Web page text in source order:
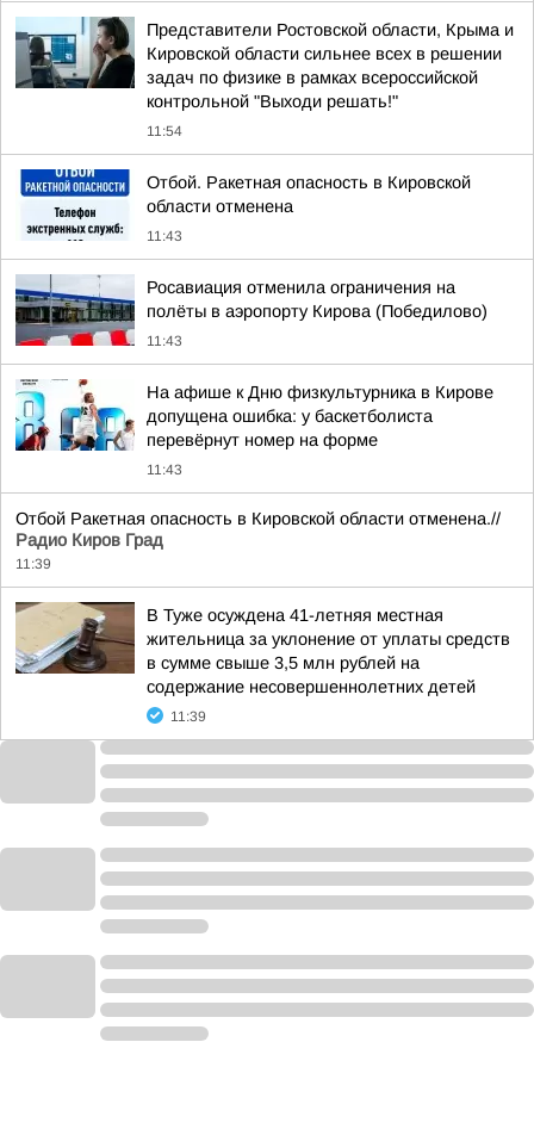
Представители Ростовской области, Крыма и
Кировской области сильнее всех в решении
задач по физике в рамках всероссийской
контрольной "Выходи решать!"
11:54
Отбой. Ракетная опасность в Кировской
области отменена
11:43
Росавиация отменила ограничения на
полёты в аэропорту Кирова (Победилово)
11:43
На афише к Дню физкультурника в Кирове
допущена ошибка: у баскетболиста
перевёрнут номер на форме
11:43
Отбой Ракетная опасность в Кировской области отменена.//
Радио Киров Град
11:39
В Туже осуждена 41-летняя местная
жительница за уклонение от уплаты средств
в сумме свыше 3,5 млн рублей на
содержание несовершеннолетних детей
11:39